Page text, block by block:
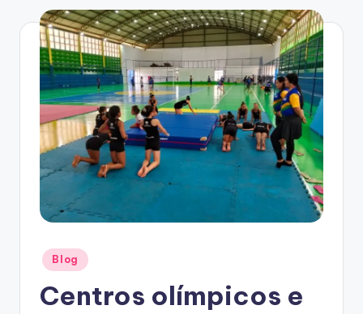
Posted
in
Blog
Centros olímpicos e